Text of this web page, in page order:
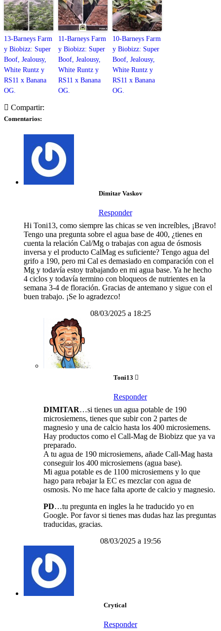
13-Barneys Farm
y Biobizz: Super
Boof, Jealousy,
White Runtz y
RS11 x Banana
OG.
11-Barneys Farm
y Biobizz: Super
Boof, Jealousy,
White Runtz y
RS11 x Banana
OG.
10-Barneys Farm
y Biobizz: Super
Boof, Jealousy,
White Runtz y
RS11 x Banana
OG.
Compartir:
Comentarios:
Dimitar Vaskov
Responder
Hi Toni13, como siempre las chicas se ven increíbles, ¡Bravo!
Tengo una pregunta sobre el agua base de 400, ¿tienes en
cuenta la relación Cal/Mg o trabajas con agua de ósmosis
inversa y el producto CalMag es suficiente? Tengo agua del
grifo a 190, pero mi Cal es demasiado en comparación con el
Mg y todavía estoy trabajando en mi agua base. Ya he hecho
4 ciclos y todavía termino con bloqueos de nutrientes en la
semana 3-4 de floración. Gracias de antemano y sigue con el
buen trabajo. ¡Se lo agradezco!
08/03/2025 a 18:25
Toni13
Responder
DIMITAR…si tienes un agua potable de 190
microsiemens, tienes que subir con 2 partes de
magnesio y una de calcio hasta los 400 microsiemens.
Hay productos como el Call-Mag de Biobizz que ya va
preparado.
A tu agua de 190 microsiemens, añade Call-Mag hasta
conseguir los 400 microsiemens (agua base).
Mi agua potable es de 1100 microsiemens y lo que
hago para rebajar la EC es mezclar con agua de
osmosis. No me hace falta aporte de calcio y magnesio.
PD…tu pregunta en ingles la he traducido yo en
Google. Por favor si tienes mas dudas haz las preguntas
traducidas, gracias.
08/03/2025 a 19:56
Crytical
Responder